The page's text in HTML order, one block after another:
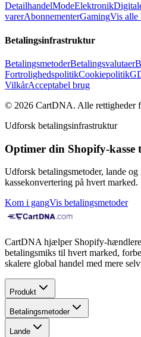
DetailhandelModeElektronik
varerAbonnementerGamingVis alle
Betalingsinfrastruktur
BetalingsmetoderBetalingsvalutaer
FortrolighedspolitikCookiepolitik
VilkårAcceptabel brug
© 2026 CartDNA. Alle rettigheder
Udforsk betalingsinfrastruktur
Optimer din Shopify-
Udforsk betalingsmetoder, lande
kassekonvertering på hvert marked.
Kom i gangVis betalingsmetoder
CartDNA hjælper Shopify-
betalingsmiks til hvert marked,
skalere global handel med mere
Produkt
Betalingsmetoder
Lande